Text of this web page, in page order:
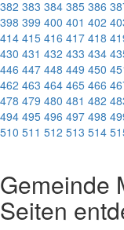
382 383 384 385 386
398 399 400 401 402
414 415 416 417 418
430 431 432 433 434
446 447 448 449 450
462 463 464 465 466
478 479 480 481 482
494 495 496 497 498
510 511 512 513 514
Gemeinde
Seiten